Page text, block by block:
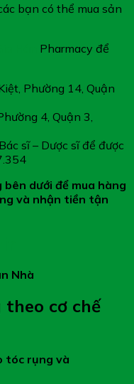
bạn có thể mua sản
Pharmacy để
Phường 14, Quận
4, Quận 3,
sĩ – Dược sĩ để được
dưới để mua hàng
và nhận tiền tận
Nhà
cơ chế
tóc rụng và